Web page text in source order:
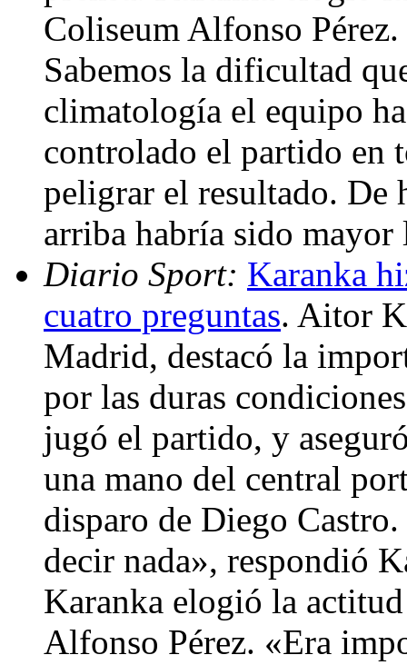
Coliseum Alfonso
Sabemos la dificultad
climatología el equipo
controlado el partido en
peligrar el resultado. De
arriba habría sido
Diario Sport: Karanka
cuatro preguntas. Aitor
Madrid, destacó la
por las duras
jugó el partido, y
una mano del central
disparo de Diego
decir nada», respondió
Karanka elogió la
Alfonso Pérez. «Era